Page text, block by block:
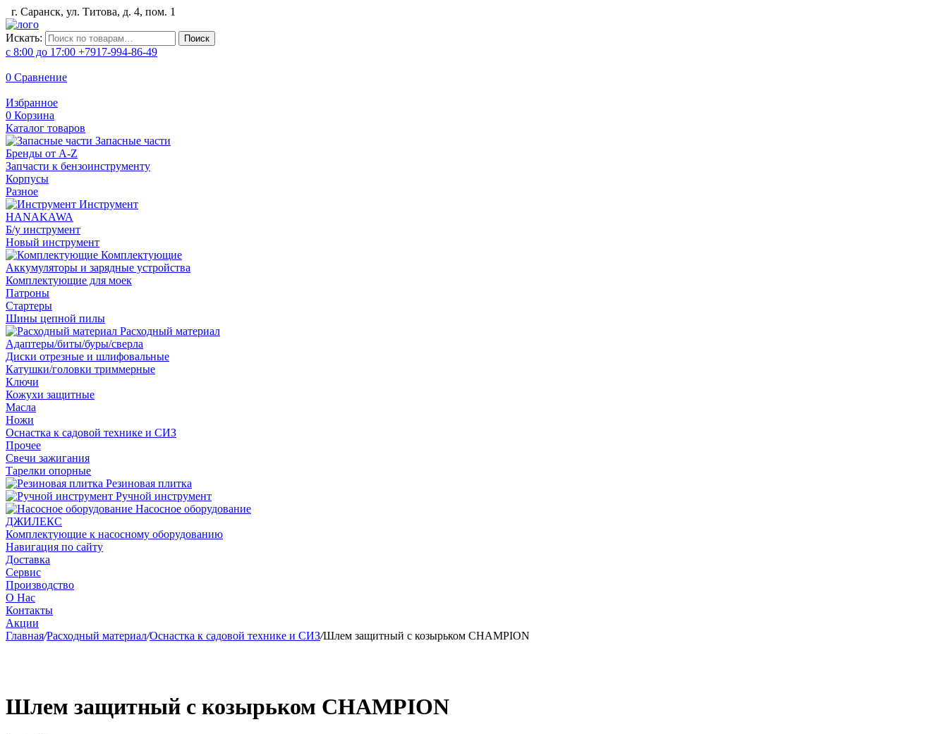
г. Саранск, ул. Титова, д. 4, пом. 1
Искать: Поиск
с 8:00 до 17:00 +7917-994-86-49
0 Сравнение
Избранное
0 Корзина
Каталог товаров
Запасные части
Бренды от A-Z
Запчасти к бензоинструменту
Корпусы
Разное
Инструмент
HANAKAWA
Б/у инструмент
Новый инструмент
Комплектующие
Аккумуляторы и зарядные устройства
Комплектующие для моек
Патроны
Стартеры
Шины цепной пилы
Расходный материал
Адаптеры/биты/буры/сверла
Диски отрезные и шлифовальные
Катушки/головки триммерные
Ключи
Кожухи защитные
Масла
Ножи
Оснастка к садовой технике и СИЗ
Прочее
Свечи зажигания
Тарелки опорные
Резиновая плитка
Ручной инструмент
Насосное оборудование
ДЖИЛЕКС
Комплектующие к насосному оборудованию
Навигация по сайту
Доставка
Сервис
Производство
О Нас
Контакты
Акции
Главная/Расходный материал/Оснастка к садовой технике и СИЗ/Шлем защитный с козырьком CHAMPION
Шлем защитный с козырьком CHAMPION